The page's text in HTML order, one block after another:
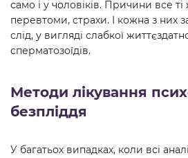
само і у чоловіків. Причини все
перевтоми, страхи. І кожна з них
слід, у вигляді слабкої
сперматозоїдів.
Методи лікування
безпліддя
У багатьох випадках, коли всі